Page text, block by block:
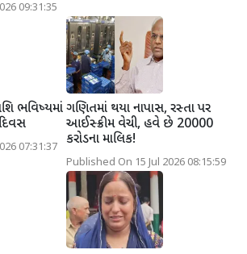
09:31:35
ભવિષ્યમાં
07:31:37
ગણિતમાં થયા નાપાસ, રસ્તા પર
આઈસ્ક્રીમ વેચી, હવે છે 20000
કરોડના માલિક!
Published On 15 Jul 2026 08:15:59